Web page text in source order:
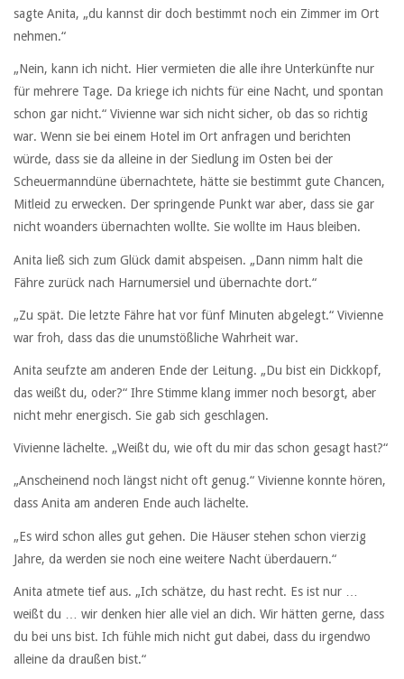
sagte Anita, „du kannst dir doch bestimmt noch ein Zimmer im Ort
nehmen.“
„Nein, kann ich nicht. Hier vermieten die alle ihre Unterkünfte nur
für mehrere Tage. Da kriege ich nichts für eine Nacht, und spontan
schon gar nicht.“ Vivienne war sich nicht sicher, ob das so richtig
war. Wenn sie bei einem Hotel im Ort anfragen und berichten
würde, dass sie da alleine in der Siedlung im Osten bei der
Scheuermanndüne übernachtete, hätte sie bestimmt gute Chancen,
Mitleid zu erwecken. Der springende Punkt war aber, dass sie gar
nicht woanders übernachten wollte. Sie wollte im Haus bleiben.
Anita ließ sich zum Glück damit abspeisen. „Dann nimm halt die
Fähre zurück nach Harnumersiel und übernachte dort.“
„Zu spät. Die letzte Fähre hat vor fünf Minuten abgelegt.“ Vivienne
war froh, dass das die unumstößliche Wahrheit war.
Anita seufzte am anderen Ende der Leitung. „Du bist ein Dickkopf,
das weißt du, oder?“ Ihre Stimme klang immer noch besorgt, aber
nicht mehr energisch. Sie gab sich geschlagen.
Vivienne lächelte. „Weißt du, wie oft du mir das schon gesagt hast?“
„Anscheinend noch längst nicht oft genug.“ Vivienne konnte hören,
dass Anita am anderen Ende auch lächelte.
„Es wird schon alles gut gehen. Die Häuser stehen schon vierzig
Jahre, da werden sie noch eine weitere Nacht überdauern.“
Anita atmete tief aus. „Ich schätze, du hast recht. Es ist nur …
weißt du … wir denken hier alle viel an dich. Wir hätten gerne, dass
du bei uns bist. Ich fühle mich nicht gut dabei, dass du irgendwo
alleine da draußen bist.“